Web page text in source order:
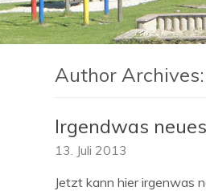
Author
Irgendwas
13. Juli 2013
Jetzt kann hier irgenwas